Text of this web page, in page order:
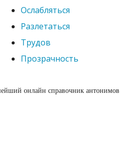
Ослабляться
Разлетаться
Трудов
Прозрачность
онлайн справочник антонимов